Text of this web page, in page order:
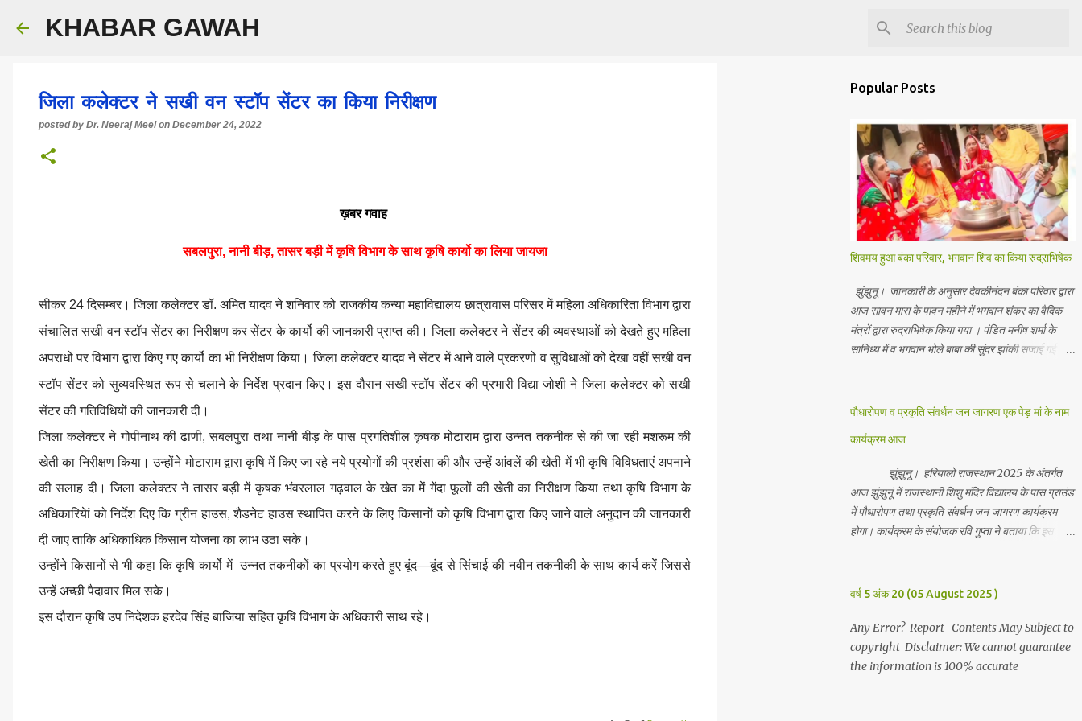
KHABAR GAWAH
जिला कलेक्टर ने सखी वन स्टॉप सेंटर का किया निरीक्षण
posted by Dr. Neeraj Meel on December 24, 2022
ख़बर गवाह
सबलपुरा, नानी बीड़, तासर बड़ी में कृषि विभाग के साथ कृषि कार्यो का लिया जायजा
सीकर 24 दिसम्बर। जिला कलेक्टर डॉ. अमित यादव ने शनिवार को राजकीय कन्या महाविद्यालय छात्रावास परिसर में महिला अधिकारिता विभाग द्वारा
संचालित सखी वन स्टॉप सेंटर का निरीक्षण कर सेंटर के कार्यो की जानकारी प्राप्त की। जिला कलेक्टर ने सेंटर की व्यवस्थाओं को देखते हुए महिला
अपराधों पर विभाग द्वारा किए गए कार्यो का भी निरीक्षण किया। जिला कलेक्टर यादव ने सेंटर में आने वाले प्रकरणों व सुविधाओं को देखा वहीं सखी वन
स्टॉप सेंटर को सुव्यवस्थित रूप से चलाने के निर्देश प्रदान किए। इस दौरान सखी स्टॉप सेंटर की प्रभारी विद्या जोशी ने जिला कलेक्टर को सखी
सेंटर की गतिविधियों की जानकारी दी।
जिला कलेक्टर ने गोपीनाथ की ढाणी, सबलपुरा तथा नानी बीड़ के पास प्रगतिशील कृषक मोटाराम द्वारा उन्नत तकनीक से की जा रही मशरूम की
खेती का निरीक्षण किया। उन्होंने मोटाराम द्वारा कृषि में किए जा रहे नये प्रयोगों की प्रशंसा की और उन्हें आंवलें की खेती में भी कृषि विविधताएं अपनाने
की सलाह दी। जिला कलेक्टर ने तासर बड़ी में कृषक भंवरलाल गढ़वाल के खेत का में गेंदा फूलों की खेती का निरीक्षण किया तथा कृषि विभाग के
अधिकारियेां को निर्देश दिए कि ग्रीन हाउस, शैडनेट हाउस स्थापित करने के लिए किसानों को कृषि विभाग द्वारा किए जाने वाले अनुदान की जानकारी
दी जाए ताकि अधिकाधिक किसान योजना का लाभ उठा सके।
उन्होंने किसानों से भी कहा कि कृषि कार्यो में उन्नत तकनीकों का प्रयोग करते हुए बूंद—बूंद से सिंचाई की नवीन तकनीकी के साथ कार्य करें जिससे
उन्हें अच्छी पैदावार मिल सके।
इस दौरान कृषि उप निदेशक हरदेव सिंह बाजिया सहित कृषि विभाग के अधिकारी साथ रहे।
Popular Posts
शिवमय हुआ बंका परिवार, भगवान शिव का किया रुद्राभिषेक
झुंझुनू। जानकारी के अनुसार देवकीनंदन बंका परिवार द्वारा
आज सावन मास के पावन महीने में भगवान शंकर का वैदिक
मंत्रों द्वारा रुद्राभिषेक किया गया । पंडित मनीष शर्मा के
सानिध्य में व भगवान भोले बाबा की सुंदर झांकी सजाई गई।
अनुष्ठान किया गया व भगवान से सर्वजन की मंगल कामना की
चंद्रकांत, रविकांत, उज्वल, गजानंद, गणेश, सफल, शिवम्,
भाविक, लाडो, मीना, रेनू, निर्मला, दीक्षा, मनीषा आदि सभी
परिवार जन उपस्थित रहे। Contents May Subject to
copyright Disclaimer: We cannot guarantee
the information is 100% accurate
पौधारोपण व प्रकृति संवर्धन जन जागरण एक पेड़ मां के नाम
कार्यक्रम आज
झुंझुनू। हरियालो राजस्थान 2025 के अंतर्गत
आज झुंझुनूं में राजस्थानी शिशु मंदिर विद्यालय के पास ग्राउंड
में पौधारोपण तथा प्रकृति संवर्धन जन जागरण कार्यक्रम
होगा। कार्यक्रम के संयोजक रवि गुप्ता ने बताया कि इस
अतिथि के रूप में बाबा बालक नाथ विधायक अलवर, राजेंद्र
पर्यावरण अभियान के जिला संयोजक पवन मावडिया उपस्थित
रहेंगे। Contents May Subject to copyright
Disclaimer: We cannot guarantee the
वर्ष 5 अंक 20 (05 August 2025 )
Any Error? Report Contents May Subject to
copyright Disclaimer: We cannot guarantee
the information is 100% accurate